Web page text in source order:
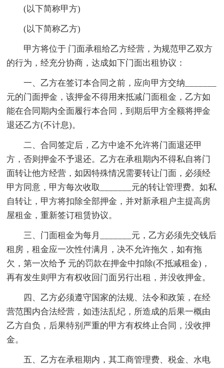
(以下简称甲方)
(以下简称乙方)
甲方将位于 门面承租给乙方经营，为规范甲乙双方
的行为，经充分协商，达成如下门面出租协议：
一、乙方在签订本合同之前，应向甲方交纳_______
元的门面押金，该押金不得用来抵减门面租金，乙方如
能在合同期内全面履行本合同，到期后甲方全额将押金
退还乙方(不计息)。
二、合同签定后，乙方中途不允许将门面退还甲
方，否则押金不予退还。乙方在承租期内不得私自将门
面转让他方经营，如因特殊情况需要转让门面，必须经
甲方同意，甲方每次收取_______元的转让管理费。如私
自转让，甲方将扣除全部押金，并对新承租户主提高房
屋租金，重新签订租赁协议。
三、门面租金为每月_______元，乙方必须先交钱后
租房，租金应一次性付满月，决不允许拖欠，如有拖
欠，第一次给予 元的罚款在押金中扣除(不抵减租金)，
再有发生则甲方有权收回门面另行出租，并没收押金。
四、乙方必须遵守国家的法规、法令和政策，在经
营范围内合法经营，如违法乱纪，所造成的后果一概由
乙方自负，后果特别严重的甲方有权终止合同，没收押
金。
五、乙方在承租期内，其工商管理费、税金、水电